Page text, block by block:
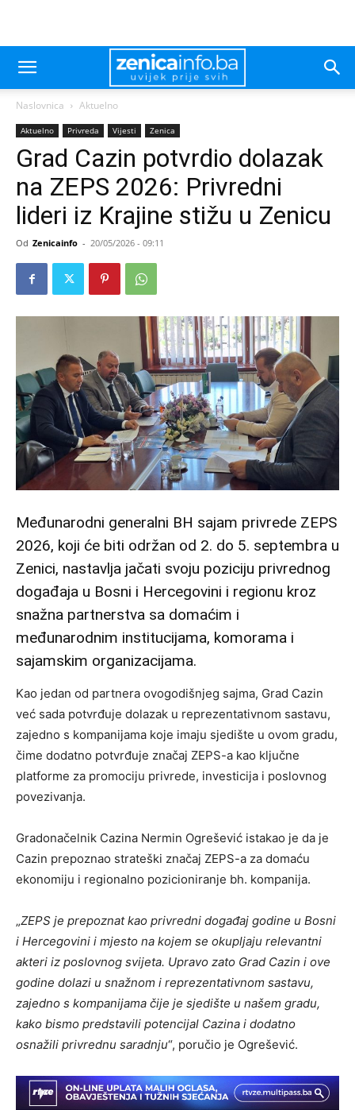
Naslovnica Aktuelno
Aktuelno Privreda Vijesti Zenica
Grad Cazin potvrdio dolazak
na ZEPS 2026: Privredni
lideri iz Krajine stižu u Zenicu
Od Zenicainfo - 20/05/2026 - 09:11
Međunarodni generalni BH sajam privrede ZEPS
2026, koji će biti održan od 2. do 5. septembra u
Zenici, nastavlja jačati svoju poziciju privrednog
događaja u Bosni i Hercegovini i regionu kroz
snažna partnerstva sa domaćim i
međunarodnim institucijama, komorama i
sajamskim organizacijama.
Kao jedan od partnera ovogodišnjeg sajma, Grad Cazin
već sada potvrđuje dolazak u reprezentativnom sastavu,
zajedno s kompanijama koje imaju sjedište u ovom gradu,
čime dodatno potvrđuje značaj ZEPS-a kao ključne
platforme za promociju privrede, investicija i poslovnog
povezivanja.
Gradonačelnik Cazina Nermin Ogrešević istakao je da je
Cazin prepoznao strateški značaj ZEPS-a za domaću
ekonomiju i regionalno pozicioniranje bh. kompanija.
„ZEPS je prepoznat kao privredni događaj godine u Bosni
i Hercegovini i mjesto na kojem se okupljaju relevantni
akteri iz poslovnog svijeta. Upravo zato Grad Cazin i ove
godine dolazi u snažnom i reprezentativnom sastavu,
zajedno s kompanijama čije je sjedište u našem gradu,
kako bismo predstavili potencijal Cazina i dodatno
osnažili privrednu saradnju“, poručio je Ogrešević.